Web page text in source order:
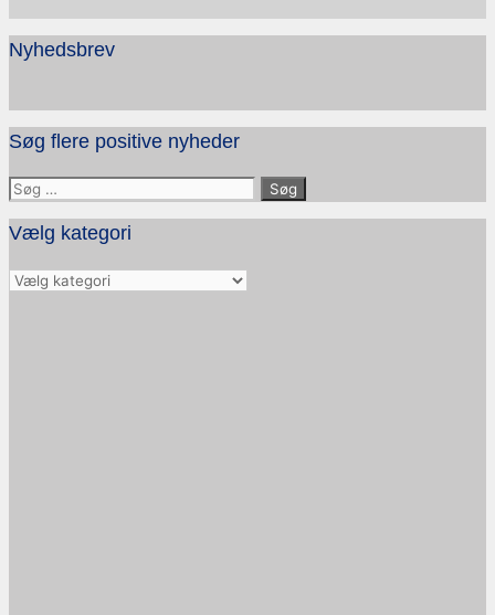
Nyhedsbrev
Søg flere positive nyheder
Søg
efter:
Vælg kategori
Vælg